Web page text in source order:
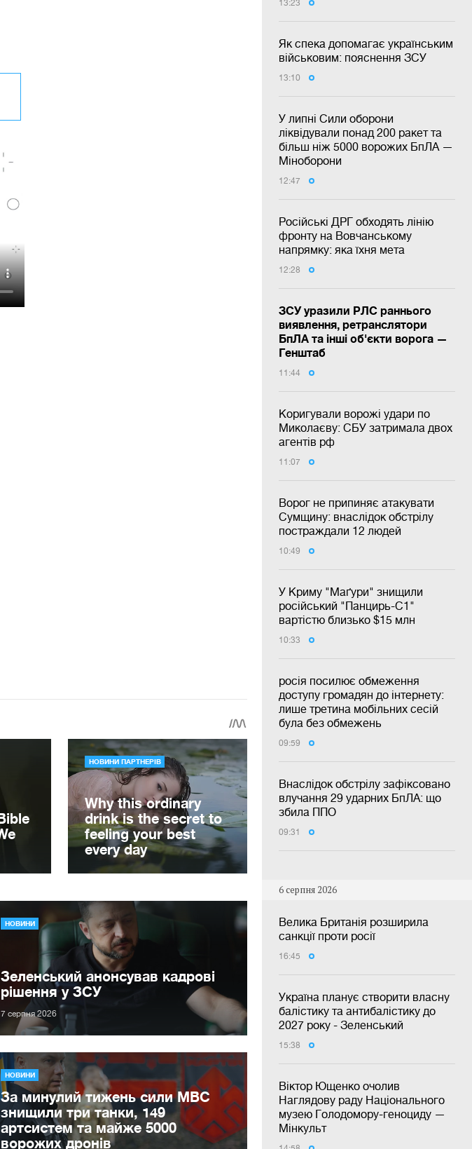
13:23
Як спека допомагає українським
військовим: пояснення ЗСУ
13:10
У липні Сили оборони
ліквідували понад 200 ракет та
більш ніж 5000 ворожих БпЛА —
Міноборони
12:47
Російські ДРГ обходять лінію
фронту на Вовчанському
напрямку: яка їхня мета
12:28
ЗСУ уразили РЛС раннього
виявлення, ретранслятори
БпЛА та інші об'єкти ворога —
Генштаб
11:44
Коригували ворожі удари по
Миколаєву: СБУ затримала двох
агентів рф
11:07
Ворог не припиняє атакувати
Сумщину: внаслідок обстрілу
постраждали 12 людей
10:49
У Криму "Маґури" знищили
російський "Панцирь-С1"
вартістю близько $15 млн
10:33
росія посилює обмеження
доступу громадян до інтернету:
лише третина мобільних сесій
була без обмежень
09:59
Внаслідок обстрілу зафіксовано
влучання 29 ударних БпЛА: що
збила ППО
09:31
6 серпня 2026
Велика Британія розширила
санкції проти росії
16:45
Україна планує створити власну
балістику та антибалістику до
2027 року - Зеленський
15:38
Віктор Ющенко очолив
Наглядову раду Національного
музею Голодомору-геноциду —
Мінкульт
НОВИНИ
Зеленський анонсував кадрові
рішення у ЗСУ
7 серпня 2026
НОВИНИ
За минулий тижень сили МВС
знищили три танки, 149
артсистем та майже 5000
ворожих дронів